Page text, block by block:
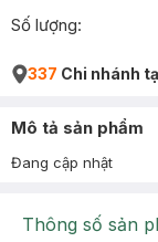
Số lượng:
337 Chi nhánh
Mô tả sản phẩm
Đang cập nhật
Thông số sản